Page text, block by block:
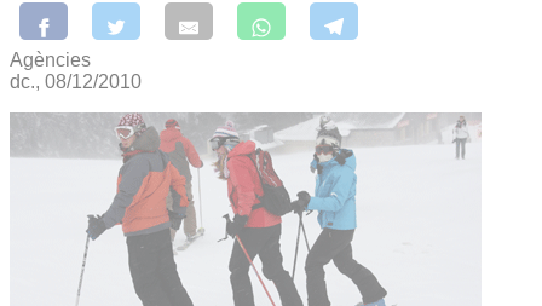
Agències
dc., 08/12/2010